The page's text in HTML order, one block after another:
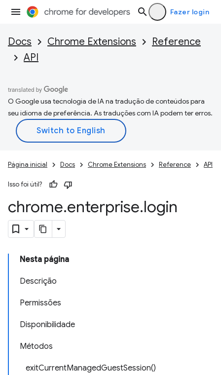
Fazer login
Docs Chrome Extensions
Reference
API
O Google usa tecnologia de IA na tradução de conteúdos para
seu idioma de preferência. As traduções com IA podem ter erros.
Página inicial Docs Chrome Extensions Reference API
Isso foi útil?
chrome.enterprise.login
Nesta página
Descrição
Permissões
Disponibilidade
Métodos
exitCurrentManagedGuestSession()